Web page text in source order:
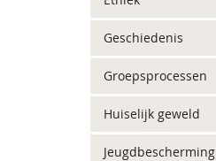
Geschiedenis
Groepsprocessen
Huiselijk geweld
Jeugdbescherming